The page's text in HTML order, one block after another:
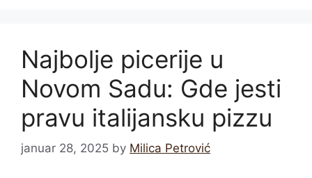
Najbolje picerije u
Novom Sadu: Gde jesti
pravu italijansku pizzu
januar 28, 2025 by Milica Petrović